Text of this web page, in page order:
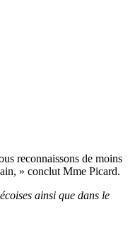
reconnaissons de moins
» conclut Mme Picard.
ainsi que dans le